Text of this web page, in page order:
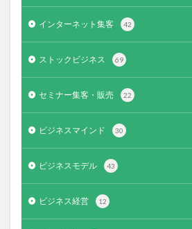
インターネット集客 42
ストックビジネス 69
セミナー集客・販売 22
ビジネスマインド 30
ビジネスモデル 43
ビジネス経営 12